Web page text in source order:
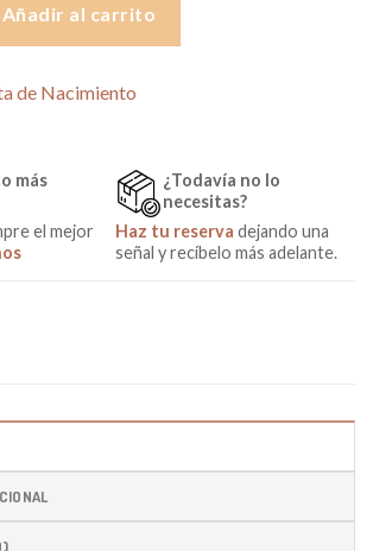
Añadir al carrito
de Nacimiento
más
el mejor
¿Todavía no lo
necesitas?
Haz tu reserva dejando una
señal y recíbelo más adelante.